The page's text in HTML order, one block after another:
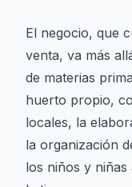
El negocio, que
venta, va más
de materias
huerto propio,
locales, la
la organización
los niños y